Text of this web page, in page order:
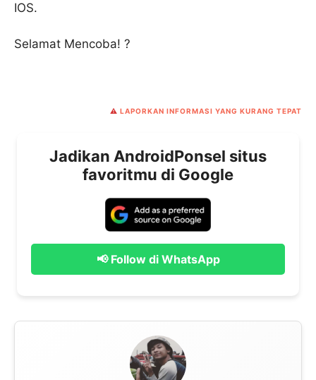
IOS.
Selamat Mencoba! ?
⚠️ LAPORKAN INFORMASI YANG KURANG TEPAT
Jadikan AndroidPonsel situs
favoritmu di Google
📢 Follow di WhatsApp